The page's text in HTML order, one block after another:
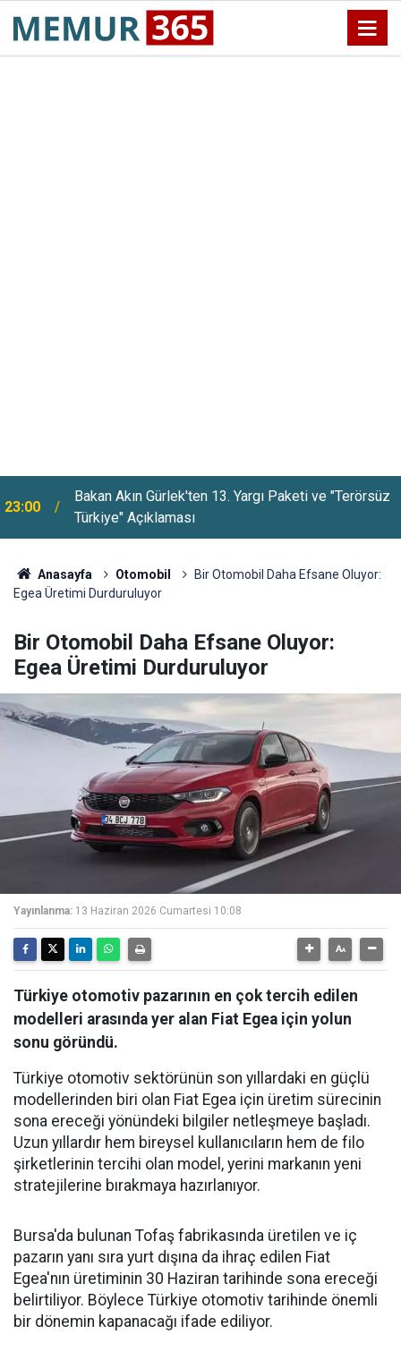
Türkiye" Açıklaması
22:36
YENİ Parti, Dayanışma Kampanyasında 9 Günlük
Bağış Tutarını Açıkladı
Anasayfa Otomobil
Bir Otomobil Daha Efsane Oluyor:
Egea Üretimi Durduruluyor
Bir Otomobil Daha Efsane Oluyor:
Egea Üretimi Durduruluyor
Yayınlanma: 13 Haziran 2026 Cumartesi 10:08
Türkiye otomotiv pazarının en çok tercih edilen
modelleri arasında yer alan Fiat Egea için yolun
sonu göründü.
Türkiye otomotiv sektörünün son yıllardaki en güçlü
modellerinden biri olan Fiat Egea için üretim sürecinin
sona ereceği yönündeki bilgiler netleşmeye başladı.
Uzun yıllardır hem bireysel kullanıcıların hem de filo
şirketlerinin tercihi olan model, yerini markanın yeni
stratejilerine bırakmaya hazırlanıyor.
Bursa'da bulunan Tofaş fabrikasında üretilen ve iç
pazarın yanı sıra yurt dışına da ihraç edilen Fiat
Egea'nın üretiminin 30 Haziran tarihinde sona ereceği
belirtiliyor. Böylece Türkiye otomotiv tarihinde önemli
bir dönemin kapanacağı ifade ediliyor.